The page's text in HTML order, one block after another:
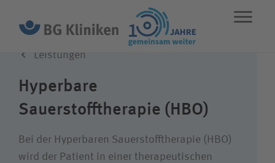
Leistungen
Über uns
Leistungen
Hyperbare
Sauerstofftherapie (HBO)
Bei der Hyperbaren Sauerstofftherapie (HBO)
wird der Patient in einer therapeutischen